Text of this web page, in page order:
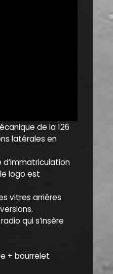
de la 126
latérales en
logo est
vitres arrières
qui s’insère
+ bourrelet